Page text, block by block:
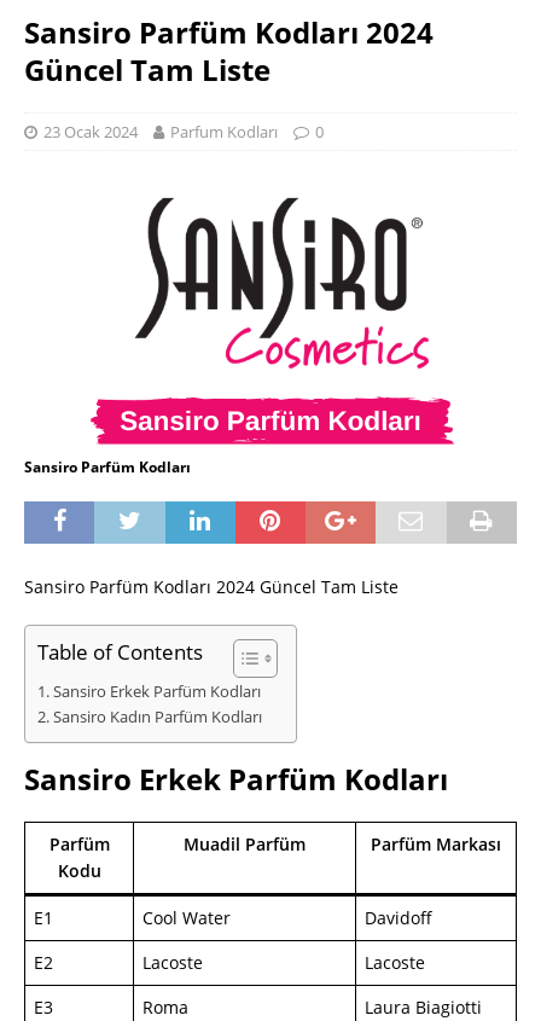
Sansiro Parfüm Kodları 2024
Güncel Tam Liste
23 Ocak 2024 Parfum Kodları 0
Sansiro Parfüm Kodları
Sansiro Parfüm Kodları 2024 Güncel Tam Liste
Table of Contents
Sansiro Erkek Parfüm Kodları
Sansiro Kadın Parfüm Kodları
Sansiro Erkek Parfüm Kodları
Parfüm
Kodu
Muadil Parfüm Parfüm Markası
E1 Cool Water
Davidoff
E2
Lacoste
Lacoste
E3
Roma
Laura Biagiotti